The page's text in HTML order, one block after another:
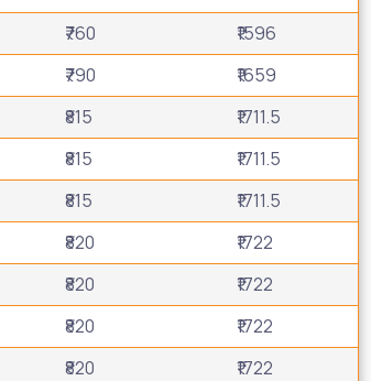
₹760
₹1596
₹790
₹1659
₹815
₹1711.5
₹815
₹1711.5
₹815
₹1711.5
₹820
₹1722
₹820
₹1722
₹820
₹1722
₹820
₹1722